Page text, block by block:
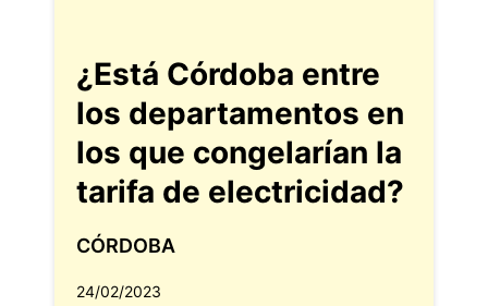
¿Está Córdoba entre
los departamentos en
los que congelarían la
tarifa de electricidad?
CÓRDOBA
24/02/2023